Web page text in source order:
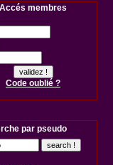
Accés membres
Code oublié ?
par pseudo